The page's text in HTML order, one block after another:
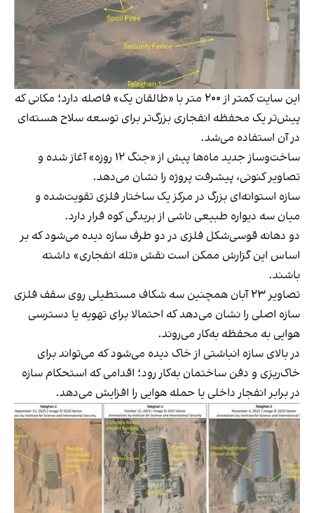
این سایت کمتر از ۲۰۰ متر با «طالقان یک» فاصله دارد؛ مکانی که
پیش‌تر یک محفظه انفجاری بزرگ‌تر برای توسعه سلاح هسته‌ای
در آن استفاده می‌شد.
ساخت‌وساز جدید ماه‌ها پیش از «جنگ ۱۲ روزه» آغاز شده و
تصاویر کنونی، پیشرفت پروژه را نشان می‌دهد.
سازه استوانه‌ای بزرگ در مرکز یک ساختار فلزی تقویت‌شده و
میان سه دیواره طبیعی ناشی از بریدگی کوه قرار دارد.
دو دهانه قوسی‌شکل فلزی در دو طرف سازه دیده می‌شود که بر
اساس این گزارش ممکن است نقش «تله انفجاری» داشته
باشند.
تصاویر ۲۳ آبان همچنین سه شکاف مستطیلی روی سقف فلزی
سازه اصلی را نشان می‌دهد که احتمالا برای تهویه یا دسترسی
هوایی به محفظه به‌کار می‌روند.
در بالای سازه انباشتی از خاک دیده می‌شود که می‌تواند برای
خاک‌ریزی و دفن ساختمان به‌کار رود؛ اقدامی که استحکام سازه
در برابر انفجار داخلی یا حمله هوایی را افزایش می‌دهد.